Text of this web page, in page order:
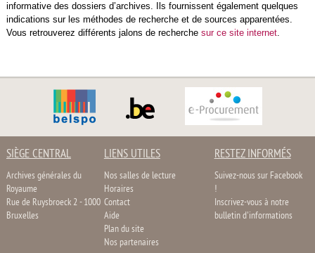
informative des dossiers d’archives. Ils fournissent également quelques
indications sur les méthodes de recherche et de sources apparentées.
Vous retrouverez différents jalons de recherche sur ce site internet.
SIÈGE CENTRAL
Archives générales du
Royaume
Rue de Ruysbroeck 2 - 1000
Bruxelles
LIENS UTILES
Nos salles de lecture
Horaires
Contact
Aide
Plan du site
Nos partenaires
RESTEZ INFORMÉS
Suivez-nous sur Facebook
!
Inscrivez-vous à notre
bulletin d'informations